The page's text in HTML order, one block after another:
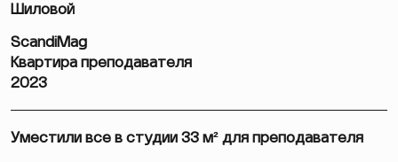
Шиловой
ScandiMag
Квартира преподавателя
2023
Уместили все в студии 33 м² для преподавателя